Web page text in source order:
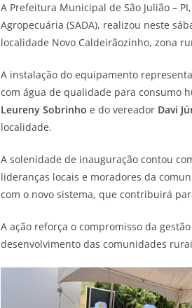
A Prefeitura Municipal de São Julião –
Agropecuária (SADA), realizou neste
localidade Novo Caldeirãozinho, zona
A instalação do equipamento
com água de qualidade para consumo
Leureny Sobrinho e do vereador Davi
localidade.
A solenidade de inauguração contou
lideranças locais e moradores da
com o novo sistema, que contribuirá
A ação reforça o compromisso da
desenvolvimento das comunidades